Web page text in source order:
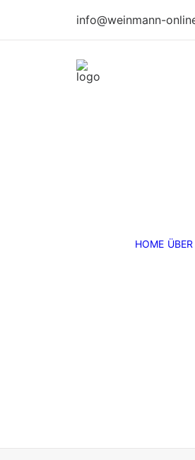
info@weinmann-
HOME